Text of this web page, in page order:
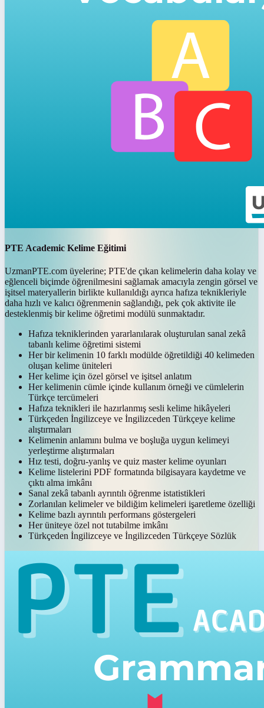
PTE Academic Kelime Eğitimi
UzmanPTE.com üyelerine; PTE'de çıkan kelimelerin daha kolay ve
eğlenceli biçimde öğrenilmesini sağlamak amacıyla zengin görsel ve
işitsel materyallerin birlikte kullanıldığı ayrıca hafıza teknikleriyle
daha hızlı ve kalıcı öğrenmenin sağlandığı, pek çok aktivite ile
desteklenmiş bir kelime öğretimi modülü sunmaktadır.
Hafıza tekniklerinden yararlanılarak oluşturulan sanal zekâ
tabanlı kelime öğretimi sistemi
Her bir kelimenin 10 farklı modülde öğretildiği 40 kelimeden
oluşan kelime üniteleri
Her kelime için özel görsel ve işitsel anlatım
Her kelimenin cümle içinde kullanım örneği ve cümlelerin
Türkçe tercümeleri
Hafıza teknikleri ile hazırlanmış sesli kelime hikâyeleri
Türkçeden İngilizceye ve İngilizceden Türkçeye kelime
alıştırmaları
Kelimenin anlamını bulma ve boşluğa uygun kelimeyi
yerleştirme alıştırmaları
Hız testi, doğru-yanlış ve quiz master kelime oyunları
Kelime listelerini PDF formatında bilgisayara kaydetme ve
çıktı alma imkânı
Sanal zekâ tabanlı ayrıntılı öğrenme istatistikleri
Zorlanılan kelimeler ve bildiğim kelimeleri işaretleme özelliği
Kelime bazlı ayrıntılı performans göstergeleri
Her üniteye özel not tutabilme imkânı
Türkçeden İngilizceye ve İngilizceden Türkçeye Sözlük